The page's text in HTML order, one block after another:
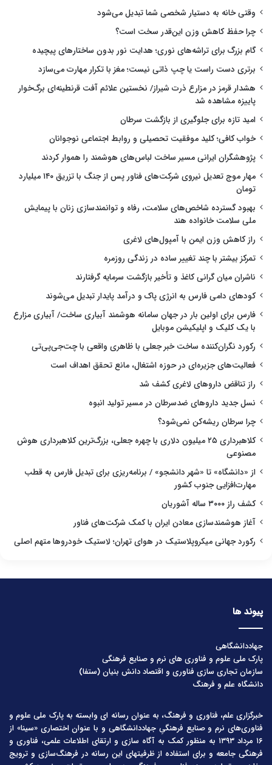
وقتی خانه به دستیار شخصی شما تبدیل می‌شود
چرا حفظ کاهش وزن این‌قدر سخت است؟
گام بزرگ برای تراشه‌های نوری؛ هدایت نور بدون ساختارهای پیچیده
برتری دست راست یا چپ ذاتی نیست؛ مغز با تکرار مهارت می‌سازد
هشدار قرمز در مزارع ذرت شیراز/ نخستین علائم آفت قرنطینه‌ای برگ‌خوار
پاییزه مشاهده شد
امید تازه برای جلوگیری از بازگشت سرطان
خواب کافی؛ کلید موفقیت تحصیلی و روابط اجتماعی نوجوانان
پژوهشگران ایرانی مسیر ساخت لباس‌های هوشمند را هموار کردند
مهار موج تعدیل نیروی شرکت‌های فناور پس از جنگ با تزریق ۱۴۰ میلیارد
تومان
بهبود گسترده شاخص‌های سلامت، رفاه و توانمندسازی زنان با پیمایش
ملی سلامت خانواده هند
راز کاهش وزن ایمن با آمپول‌های لاغری
تمرکز بیشتر با چند تغییر ساده در زندگی روزمره
ناشران میان گرانی کاغذ و تأخیر بازگشت سرمایه گرفتارند
کودهای دامی فارس به انرژی پاک و درآمد پایدار تبدیل می‌شوند
فارس برای اولین بار در جهان سامانه هوشمند آبیاری ساخت/ آبیاری مزارع
با یک کلیک و اپلیکیشن موبایل
رکورد نگران‌کننده ساخت خبر جعلی با ظاهری واقعی با چت‌جی‌پی‌تی
فعالیت‌های جزیره‌ای در حوزه اشتغال، مانع تحقق اهداف است
راز تناقض داروهای لاغری کشف شد
نسل جدید داروهای ضدسرطان در مسیر تولید انبوه
چرا سرطان ریشه‌کن نمی‌شود؟
کلاهبرداری ۲۵ میلیون دلاری با چهره جعلی، بزرگ‌ترین کلاهبرداری هوش
مصنوعی
از «دانشگاه» تا «شهر دانشجو» / برنامه‌ریزی برای تبدیل فارس به قطب
مهارت‌افزایی جنوب کشور
کشف راز ۳۰۰۰ ساله آشوریان
آغاز هوشمندسازی معادن ایران با کمک شرکت‌های فناور
رکورد جهانی میکروپلاستیک در هوای تهران؛ لاستیک خودروها متهم اصلی
پیوند ها
جهاددانشگاهی
پارک ملی علوم و فناوری های نرم و صنایع فرهنگی
سازمان تجاری سازی فناوری و اقتصاد دانش بنیان (ستفا)
دانشگاه علم و فرهنگ
خبرگزاری علم، فناوری و فرهنگ، به عنوان رسانه ای وابسته به پارک ملی علوم و
فناوری‌های نرم و صنایع فرهنگیِ جهاددانشگاهی و با عنوان اختصاری «سینا» از
۱۶ مرداد ۱۳۹۳ به منظور کمک به آگاه سازی و ارتقای اطلاعات علمی، فناوری و
فرهنگی جامعه و برای استفاده از ظرفیتهای این رسانه در فرهنگ‌سازی و ترویج